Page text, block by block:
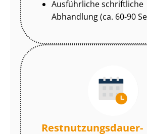
Ausführliche schriftliche
Abhandlung (ca. 60-90
Rest­nut­zungs­dau­er-